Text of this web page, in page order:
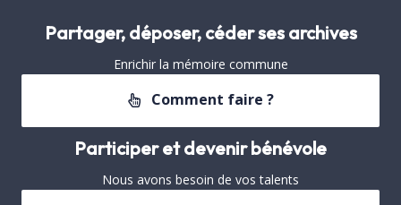
Partager, déposer, céder ses archives
Enrichir la mémoire commune
Comment faire ?
Participer et devenir bénévole
Nous avons besoin de vos talents